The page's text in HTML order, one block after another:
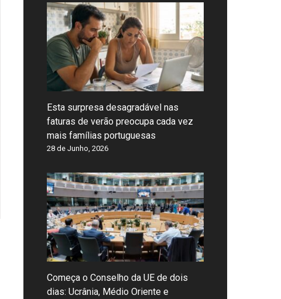
Esta surpresa desagradável nas
faturas de verão preocupa cada vez
mais famílias portuguesas
28 de Junho, 2026
Começa o Conselho da UE de dois
dias: Ucrânia, Médio Oriente e